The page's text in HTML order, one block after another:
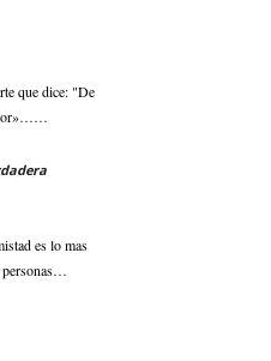
que dice: "De
es lo mas
personas…